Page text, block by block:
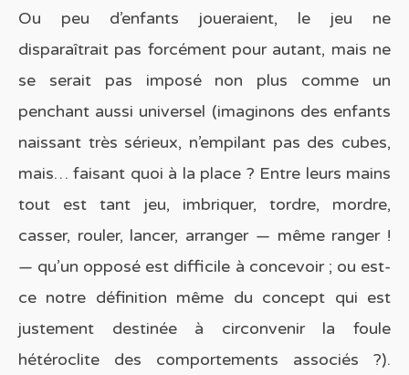
Ou peu d’enfants joueraient, le jeu ne
disparaîtrait pas forcément pour autant, mais ne
se serait pas imposé non plus comme un
penchant aussi universel (imaginons des enfants
naissant très sérieux, n’empilant pas des cubes,
mais… faisant quoi à la place ? Entre leurs mains
tout est tant jeu, imbriquer, tordre, mordre,
casser, rouler, lancer, arranger — même ranger !
— qu’un opposé est difficile à concevoir ; ou est-
ce notre définition même du concept qui est
justement destinée à circonvenir la foule
hétéroclite des comportements associés ?).